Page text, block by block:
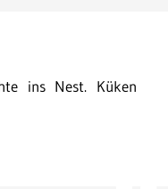
ins Nest. Küken